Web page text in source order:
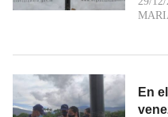
En